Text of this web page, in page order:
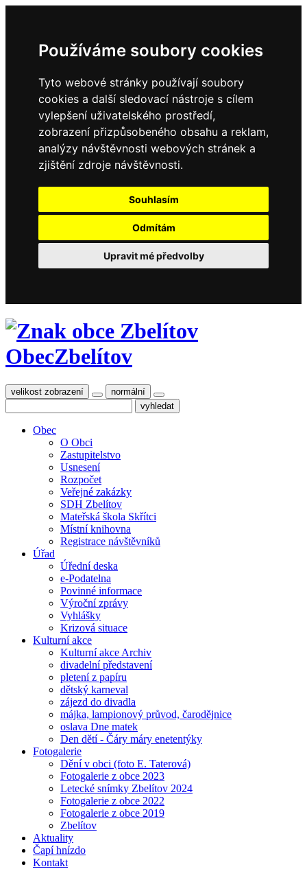
Používáme soubory cookies
Tyto webové stránky používají soubory
cookies a další sledovací nástroje s cílem
vylepšení uživatelského prostředí,
zobrazení přizpůsobeného obsahu a reklam,
analýzy návštěvnosti webových stránek a
zjištění zdroje návštěvnosti.
Souhlasím
Odmítám
Upravit mé předvolby
ObecZbelítov
velikost zobrazení normální
Obec
O Obci
Zastupitelstvo
Usnesení
Rozpočet
Veřejné zakázky
SDH Zbelítov
Mateřská škola Skřítci
Místní knihovna
Registrace návštěvníků
Úřad
Úřední deska
e-Podatelna
Povinné informace
Výroční zprávy
Vyhlášky
Krizová situace
Kulturní akce
Kulturní akce Archiv
divadelní představení
pletení z papíru
dětský karneval
zájezd do divadla
májka, lampionový průvod, čarodějnice
oslava Dne matek
Den dětí - Čáry máry enetentýky
Fotogalerie
Dění v obci (foto E. Taterová)
Fotogalerie z obce 2023
Letecké snímky Zbelítov 2024
Fotogalerie z obce 2022
Fotogalerie z obce 2019
Zbelítov
Aktuality
Čapí hnízdo
Kontakt